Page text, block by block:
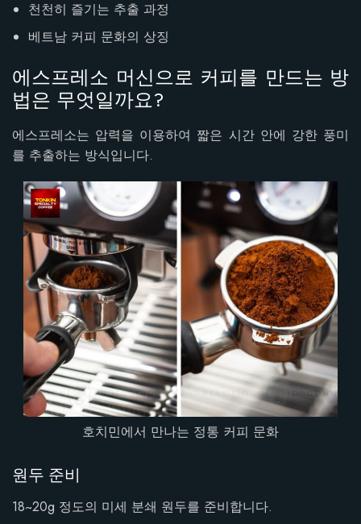
천천히 즐기는 추출 과정
베트남 커피 문화의 상징
에스프레소 머신으로 커피를 만드는 방
법은 무엇일까요?
에스프레소는 압력을 이용하여 짧은 시간 안에 강한 풍미
를 추출하는 방식입니다.
호치민에서 만나는 정통 커피 문화
원두 준비
18~20g 정도의 미세 분쇄 원두를 준비합니다.